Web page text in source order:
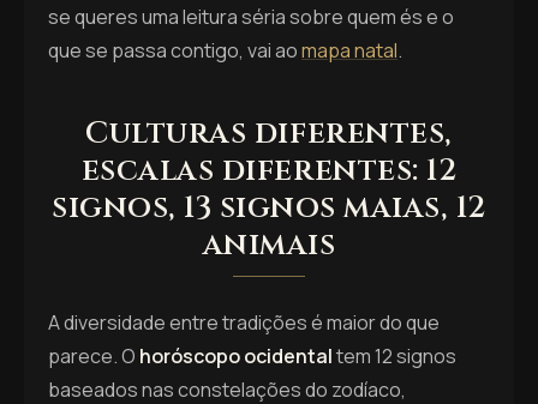
se queres uma leitura séria sobre quem és e o
que se passa contigo, vai aomapa natal.
Culturas diferentes,
escalas diferentes: 12
signos, 13 signos maias, 12
animais
A diversidade entre tradições é maior do que
parece. O horóscopo ocidentaltem 12 signos
baseados nas constelações do zodíaco,